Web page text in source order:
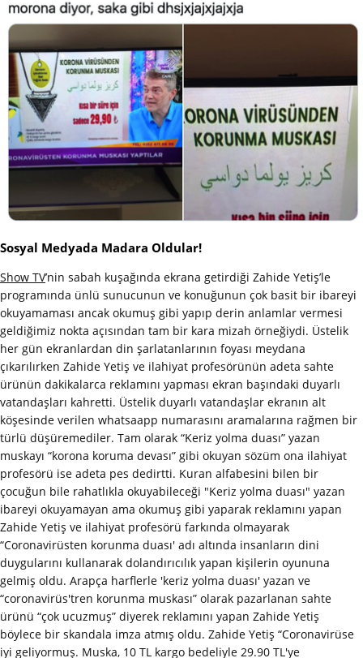
Sosyal Medyada Madara Oldular!
Show TV’nin sabah kuşağında ekrana getirdiği Zahide Yetiş’le
programında ünlü sunucunun ve konuğunun çok basit bir ibareyi
okuyamaması ancak okumuş gibi yapıp derin anlamlar vermesi
geldiğimiz nokta açısından tam bir kara mizah örneğiydi. Üstelik
her gün ekranlardan din şarlatanlarının foyası meydana
çıkarılırken Zahide Yetiş ve ilahiyat profesörünün adeta sahte
ürünün dakikalarca reklamını yapması ekran başındaki duyarlı
vatandaşları kahretti. Üstelik duyarlı vatandaşlar ekranın alt
köşesinde verilen whatsaapp numarasını aramalarına rağmen bir
türlü düşüremediler. Tam olarak “Keriz yolma duası” yazan
muskayı “korona koruma devası” gibi okuyan sözüm ona ilahiyat
profesörü ise adeta pes dedirtti. Kuran alfabesini bilen bir
çocuğun bile rahatlıkla okuyabileceği "Keriz yolma duası" yazan
ibareyi okuyamayan ama okumuş gibi yaparak reklamını yapan
Zahide Yetiş ve ilahiyat profesörü farkında olmayarak
“Coronavirüsten korunma duası' adı altında insanların dini
duygularını kullanarak dolandırıcılık yapan kişilerin oyununa
gelmiş oldu. Arapça harflerle 'keriz yolma duası' yazan ve
“coronavirüs'tren korunma muskası” olarak pazarlanan sahte
ürünü “çok ucuzmuş” diyerek reklamını yapan Zahide Yetiş
böylece bir skandala imza atmış oldu. Zahide Yetiş “Coronavirüse
iyi geliyormuş. Muska, 10 TL kargo bedeliyle 29.90 TL'ye